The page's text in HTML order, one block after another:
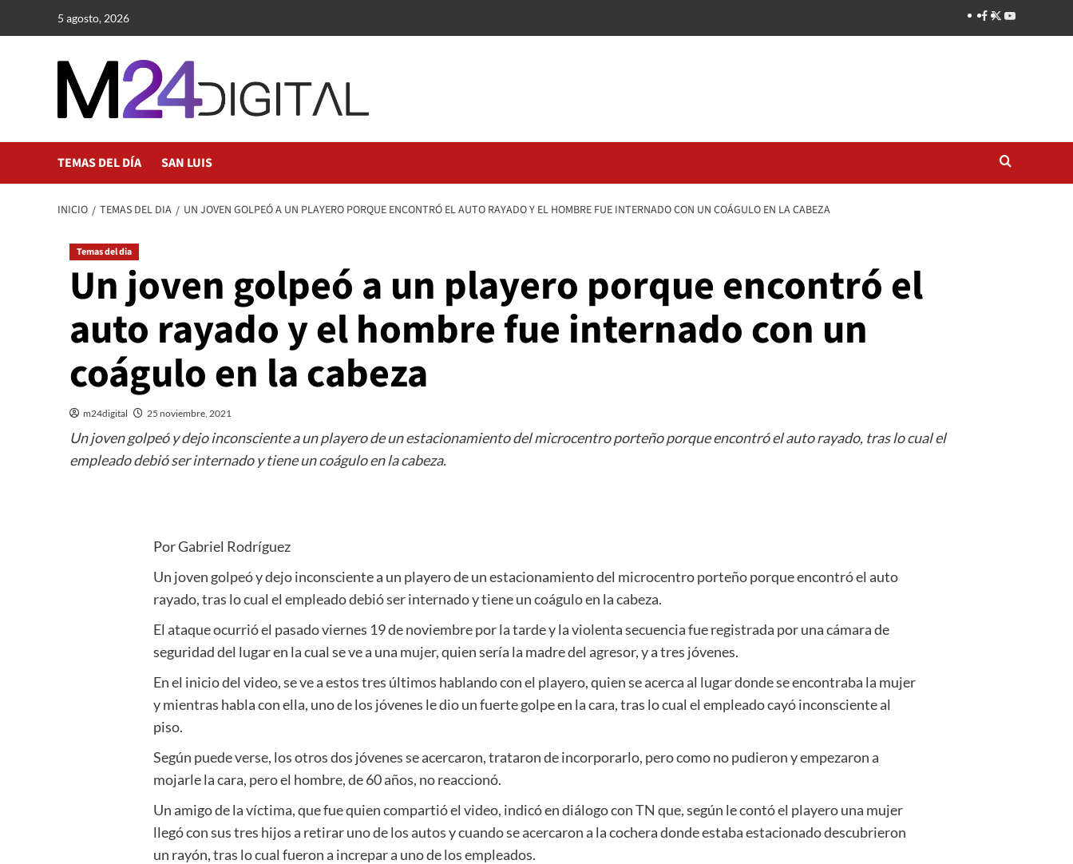
5 agosto, 2026
TEMAS DEL DÍA SAN LUIS
INICIO TEMAS DEL DIA UN JOVEN GOLPEÓ A UN PLAYERO PORQUE ENCONTRÓ EL AUTO RAYADO Y EL HOMBRE FUE INTERNADO CON UN COÁGULO EN LA CABEZA
Temas del dia
Un joven golpeó a un playero porque encontró el
auto rayado y el hombre fue internado con un
coágulo en la cabeza
m24digital 25 noviembre, 2021
Un joven golpeó y dejo inconsciente a un playero de un estacionamiento del microcentro porteño porque encontró el auto rayado, tras lo cual el
empleado debió ser internado y tiene un coágulo en la cabeza.
Por Gabriel Rodríguez
Un joven golpeó y dejo inconsciente a un playero de un estacionamiento del microcentro porteño porque encontró el auto
rayado, tras lo cual el empleado debió ser internado y tiene un coágulo en la cabeza.
El ataque ocurrió el pasado viernes 19 de noviembre por la tarde y la violenta secuencia fue registrada por una cámara de
seguridad del lugar en la cual se ve a una mujer, quien sería la madre del agresor, y a tres jóvenes.
En el inicio del video, se ve a estos tres últimos hablando con el playero, quien se acerca al lugar donde se encontraba la mujer
y mientras habla con ella, uno de los jóvenes le dio un fuerte golpe en la cara, tras lo cual el empleado cayó inconsciente al
piso.
Según puede verse, los otros dos jóvenes se acercaron, trataron de incorporarlo, pero como no pudieron y empezaron a
mojarle la cara, pero el hombre, de 60 años, no reaccionó.
Un amigo de la víctima, que fue quien compartió el video, indicó en diálogo con TN que, según le contó el playero una mujer
llegó con sus tres hijos a retirar uno de los autos y cuando se acercaron a la cochera donde estaba estacionado descubrieron
un rayón, tras lo cual fueron a increpar a uno de los empleados.